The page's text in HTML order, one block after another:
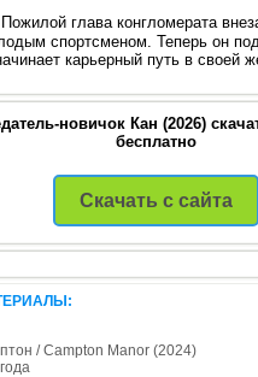
Пожилой глава конгломерата
спортсменом. Теперь он
карьерный путь в своей
новичок Кан (2026)
бесплатно
Скачать с сайта
/ Campton Manor (2024)